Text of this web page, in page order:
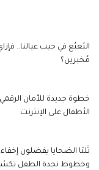
البُعبُع في جيب عيالنا..
مُخبرين؟
خطوة جديدة للأمان
الأطفال على الإنترنت
ثُلثا الضحايا يفضلون
وخطوط نجدة الطفل